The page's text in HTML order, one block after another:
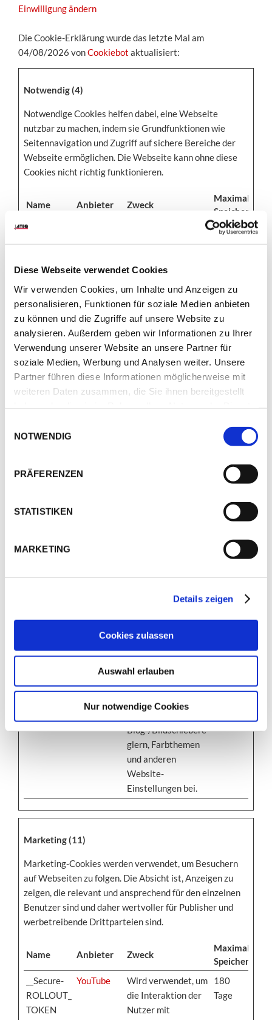
Diese Webseite verwendet Cookies
Wir verwenden Cookies, um Inhalte und Anzeigen zu
personalisieren, Funktionen für soziale Medien anbieten
zu können und die Zugriffe auf unsere Website zu
analysieren. Außerdem geben wir Informationen zu Ihrer
Verwendung unserer Website an unsere Partner für
soziale Medien, Werbung und Analysen weiter. Unsere
Partner führen diese Informationen möglicherweise mit
weiteren Daten zusammen, die Sie ihnen bereitgestellt
NOTWENDIG
PRÄFERENZEN
STATISTIKEN
MARKETING
Details zeigen
Cookies zulassen
Auswahl erlauben
Nur notwendige Cookies
Einwilligung ändern
Die Cookie-Erklärung wurde das letzte Mal am
04/08/2026 vonCookiebot aktualisiert:
Notwendig (4)
Notwendige Cookies helfen dabei, eine Webseite
nutzbar zu machen, indem sie Grundfunktionen wie
Seitennavigation und Zugriff auf sichere Bereiche der
Webseite ermöglichen. Die Webseite kann ohne diese
Cookies nicht richtig funktionieren.
Name Anbieter Zweck
Maximale
__cf_bm
verwendet, um
und Bots zu
unterscheiden. Dies
ist vorteilhaft für
die webseite, um
gültige Berichte
über die Nutzung
ihrer webseite zu
erstellen.
1 Tag
cf.turnstile.
u
Cloudflare
Dieser Cookie wird
verwendet, um
Bestän
dig
CookieCon
Cookiebot 1 Jahr
wpEmojiSe
verbunden, die dem
Präsentation von
Inhalten dienen. Die
Cookies behalten
den korrekten
Zustand von
Schriftart,
Blog-/Bildschiebere
glern, Farbthemen
und anderen
Website-
Einstellungen bei.
Sitzung
Marketing (11)
Marketing-Cookies werden verwendet, um Besuchern
auf Webseiten zu folgen. Die Absicht ist, Anzeigen zu
zeigen, die relevant und ansprechend für den einzelnen
Benutzer sind und daher wertvoller für Publisher und
werbetreibende Drittparteien sind.
Name Anbieter Zweck
Maximale
__Secure-
ROLLOUT_
TOKEN
YouTube
Wird verwendet, um
die Interaktion der
Nutzer mit
180
Tage